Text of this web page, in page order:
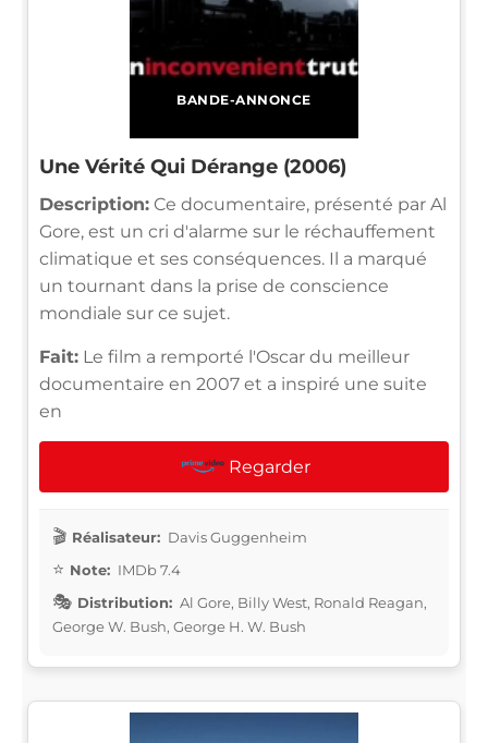
BANDE-ANNONCE
Une Vérité Qui Dérange (2006)
Description: Ce documentaire, présenté par Al
Gore, est un cri d'alarme sur le réchauffement
climatique et ses conséquences. Il a marqué
un tournant dans la prise de conscience
mondiale sur ce sujet.
Fait: Le film a remporté l'Oscar du meilleur
documentaire en 2007 et a inspiré une suite
en
Regarder
Réalisateur: Davis Guggenheim
Note: IMDb 7.4
Distribution: Al Gore, Billy West, Ronald Reagan,
George W. Bush, George H. W. Bush